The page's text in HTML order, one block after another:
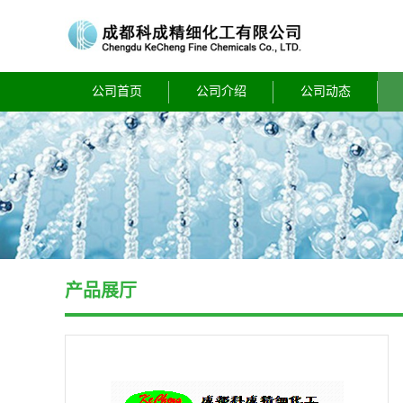
公司首页 公司介绍 公司动态
产品展厅